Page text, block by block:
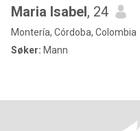
Maria Isabel, 24
Montería, Córdoba, Colombia
Søker: Mann